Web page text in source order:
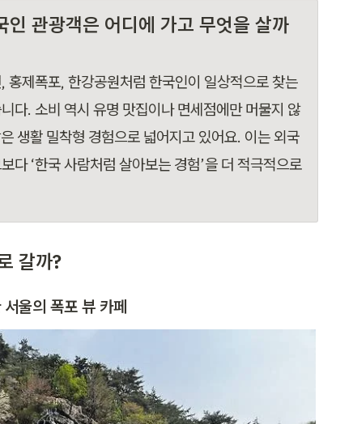
인 관광객은 어디에 가고 무엇을 살까
홍제폭포, 한강공원처럼 한국인이 일상적으로 찾는
다. 소비 역시 유명 맛집이나 면세점에만 머물지 않
생활 밀착형 경험으로 넓어지고 있어요. 이는 외국
다 ‘한국 사람처럼 살아보는 경험’을 더 적극적으로
갈까?
울의 폭포 뷰 카페